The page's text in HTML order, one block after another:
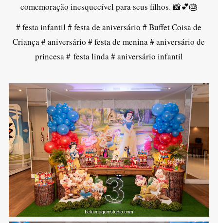
comemoração inesquecível para seus filhos. 📸💕🎂
# festa infantil # festa de aniversário # Buffet Coisa de
Criança # aniversário # festa de menina # aniversário de
princesa # festa linda # aniversário infantil